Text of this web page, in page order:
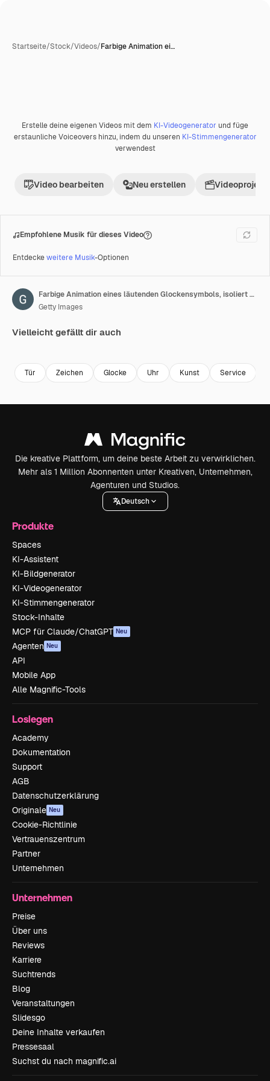
Startseite/Stock/Videos/Farbige Animation ei…
Premium
Erstelle deine eigenen Videos mit dem KI-Videogenerator und füge
erstaunliche Voiceovers hinzu, indem du unseren KI-Stimmengenerator
verwendest
Video bearbeiten Neu erstellen Videoprojekt
Empfohlene Musik für dieses Video
Entdeckeweitere Musik-Optionen
Farbige Animation eines läutenden Glockensymbols, isoliert auf grünem Hintergrund
Getty Images
Vielleicht gefällt dir auch
Tür Zeichen Glocke Uhr Kunst Service
Die kreative Plattform, um deine beste Arbeit zu verwirklichen.
Mehr als 1 Million Abonnenten unter Kreativen, Unternehmen,
Agenturen und Studios.
Deutsch
Produkte
Spaces
KI-Assistent
KI-Bildgenerator
KI-Videogenerator
KI-Stimmengenerator
Stock-Inhalte
MCP für Claude/ChatGPT Neu
Agenten Neu
API
Mobile App
Alle Magnific-Tools
Loslegen
Academy
Dokumentation
Support
AGB
Datenschutzerklärung
Originale Neu
Cookie-Richtlinie
Vertrauenszentrum
Partner
Unternehmen
Unternehmen
Preise
Über uns
Reviews
Karriere
Suchtrends
Blog
Veranstaltungen
Slidesgo
Deine Inhalte verkaufen
Pressesaal
Suchst du nach magnific.ai